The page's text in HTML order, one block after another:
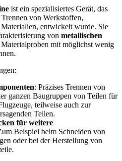
ist ein spezialisiertes Gerät, das
von Werkstoffen,
entwickelt wurde. Sie
von metallischen
mit möglichst wenig
: Präzises Trennen von
ganzen Baugruppen von Teilen für
teilweise auch zur
Teilen.
für weitere
Beispiel beim Schneiden von
oder bei der Herstellung von